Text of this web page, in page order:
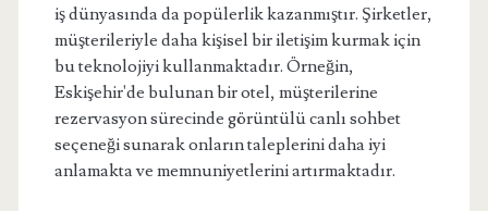
iş dünyasında da popülerlik kazanmıştır. Şirketler,
müşterileriyle daha kişisel bir iletişim kurmak için
bu teknolojiyi kullanmaktadır. Örneğin,
Eskişehir'de bulunan bir otel, müşterilerine
rezervasyon sürecinde görüntülü canlı sohbet
seçeneği sunarak onların taleplerini daha iyi
anlamakta ve memnuniyetlerini artırmaktadır.